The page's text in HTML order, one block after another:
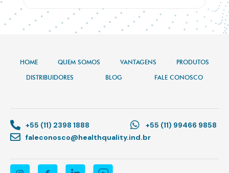
HOME QUEM SOMOS VANTAGENS
PRODUTOS
DISTRIBUIDORES
BLOG FALE CONOSCO
+55 (11) 2398 1888
+55 (11) 99466 9858
faleconosco@healthquality.ind.br